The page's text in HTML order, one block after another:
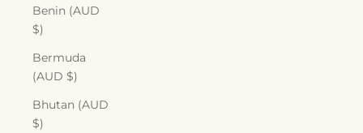
Benin (AUD
$)
Bermuda
(AUD $)
Bhutan (AUD
$)